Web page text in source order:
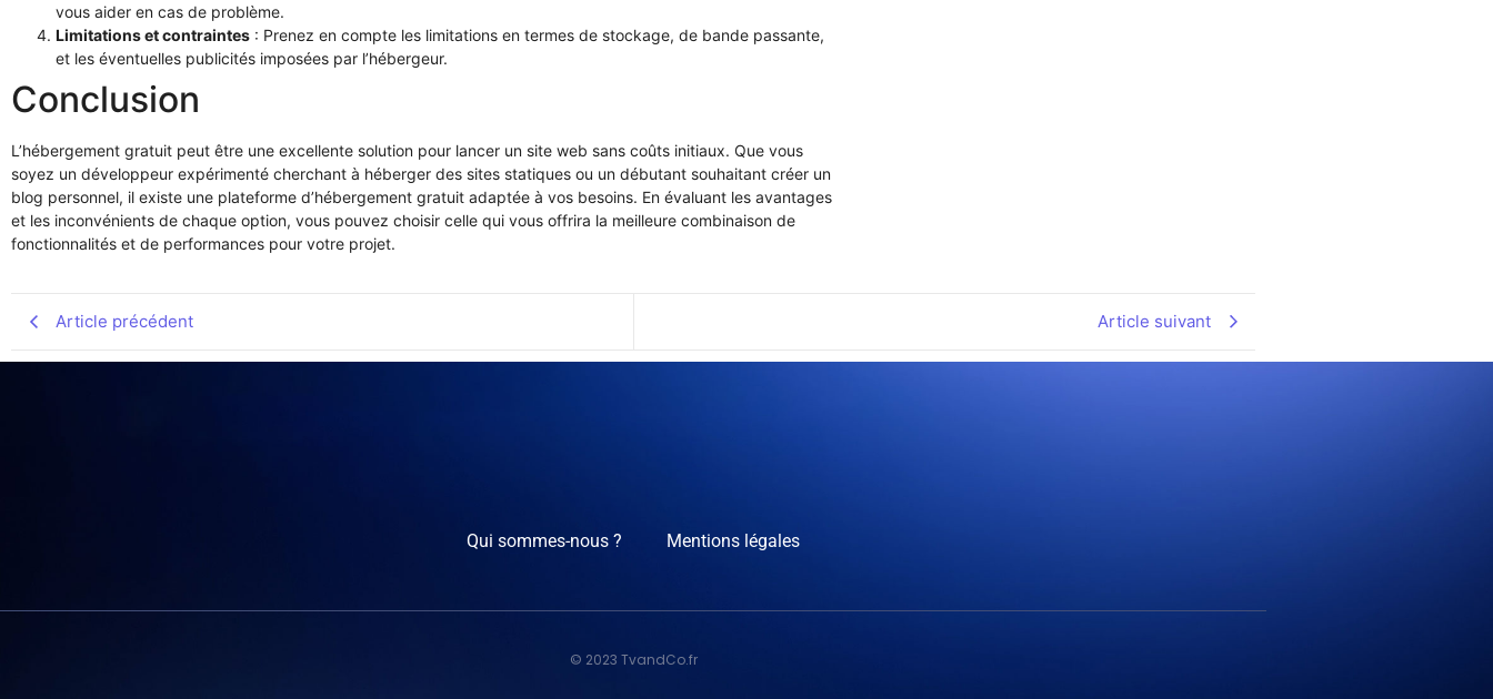
vous aider en cas de problème.
Limitations et contraintes : Prenez en compte les limitations en termes de stockage, de bande passante,
et les éventuelles publicités imposées par l’hébergeur.
Conclusion
L’hébergement gratuit peut être une excellente solution pour lancer un site web sans coûts initiaux. Que vous
soyez un développeur expérimenté cherchant à héberger des sites statiques ou un débutant souhaitant créer un
blog personnel, il existe une plateforme d’hébergement gratuit adaptée à vos besoins. En évaluant les avantages
et les inconvénients de chaque option, vous pouvez choisir celle qui vous offrira la meilleure combinaison de
fonctionnalités et de performances pour votre projet.
Article précédent Article suivant
Qui sommes-nous ? Mentions légales
© 2023 TvandCo.fr